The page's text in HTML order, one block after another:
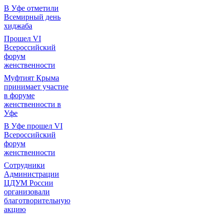
В Уфе отметили
Всемирный день
хиджаба
Прошел VI
Всероссийский
форум
женственности
Муфтият Крыма
принимает участие
в форуме
женственности в
Уфе
В Уфе прошел VI
Всероссийский
форум
женственности
Сотрудники
Администрации
ЦДУМ России
организовали
благотворительную
акцию